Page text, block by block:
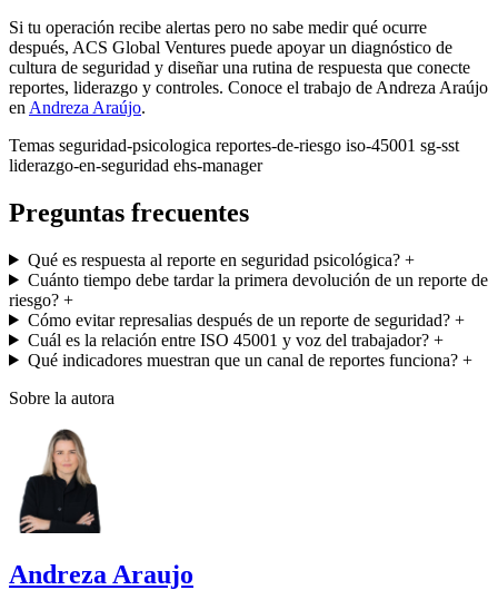
Si tu operación recibe alertas pero no sabe medir qué ocurre
después, ACS Global Ventures puede apoyar un diagnóstico de
cultura de seguridad y diseñar una rutina de respuesta que conecte
reportes, liderazgo y controles. Conoce el trabajo de Andreza Araújo
en Andreza Araújo.
Temas seguridad-psicologica reportes-de-riesgo iso-45001 sg-sst
liderazgo-en-seguridad ehs-manager
Preguntas frecuentes
Qué es respuesta al reporte en seguridad psicológica?+
Cuánto tiempo debe tardar la primera devolución de un reporte de
riesgo? +
Cómo evitar represalias después de un reporte de seguridad?+
Cuál es la relación entre ISO 45001 y voz del trabajador?+
Qué indicadores muestran que un canal de reportes funciona?+
Sobre la autora
Andreza Araujo